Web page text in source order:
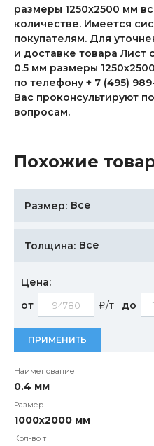
размеры 1250х2500 мм
количестве. Имеется
покупателям. Для
и доставке товара Лист
0.5 мм размеры
по телефону + 7 (495)
Вас проконсультируют
вопросам.
Похожие
Размер: Все
Толщина: Все
Цена:
от
i/т до
ПРИМЕНИТЬ
0.4 мм
1000х2000 мм